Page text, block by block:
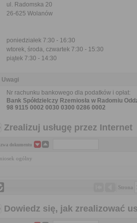
ul. Radomska 20
26-625 Wolanów
poniedziałek 7:30 - 16:30
wtorek, środa, czwartek 7:30 - 15:30
piątek 7:30 - 14:30
Uwagi
Nr rachunku bankowego dla podatków i opłat:
Bank Spółdzielczy Rzemiosła w Radomiu
98 9115 0002 0030 0300 0286 0002
Zrealizuj usługę przez Internet
dokumentu
ogólny
Strona
Dowiedz się, jak zrealizować